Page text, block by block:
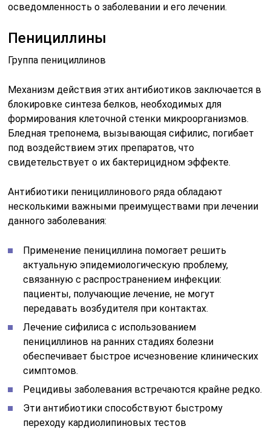
осведомленность о заболевании и его лечении.
Пенициллины
Группа пенициллинов
Механизм действия этих антибиотиков заключается в
блокировке синтеза белков, необходимых для
формирования клеточной стенки микроорганизмов.
Бледная трепонема, вызывающая сифилис, погибает
под воздействием этих препаратов, что
свидетельствует о их бактерицидном эффекте.
Антибиотики пенициллинового ряда обладают
несколькими важными преимуществами при лечении
данного заболевания:
Применение пенициллина помогает решить
актуальную эпидемиологическую проблему,
связанную с распространением инфекции:
пациенты, получающие лечение, не могут
передавать возбудителя при контактах.
Лечение сифилиса с использованием
пенициллинов на ранних стадиях болезни
обеспечивает быстрое исчезновение клинических
симптомов.
Рецидивы заболевания встречаются крайне редко.
Эти антибиотики способствуют быстрому
переходу кардиолипиновых тестов